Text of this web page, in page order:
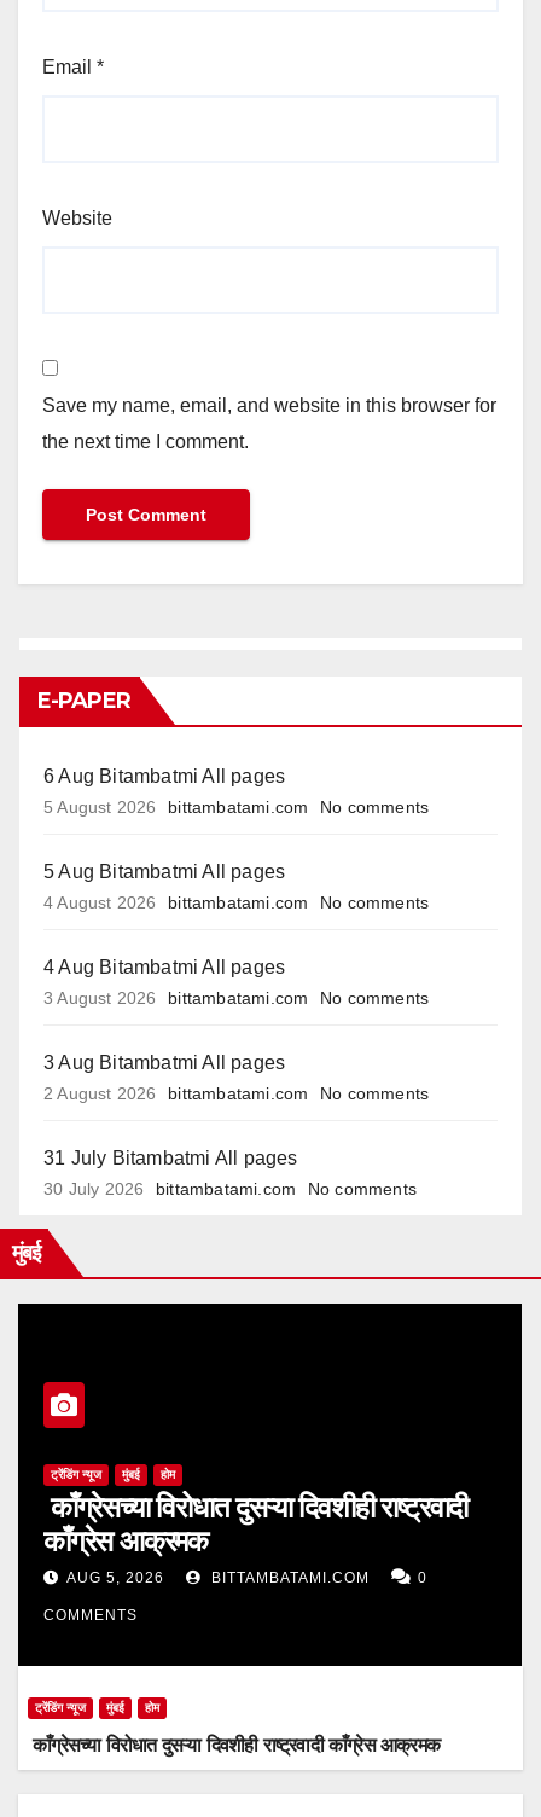
Email *
Website
Save my name, email, and website in this browser for
the next time I comment.
E-PAPER
6 Aug Bitambatmi All pages
5 August 2026 bittambatami.com No comments
5 Aug Bitambatmi All pages
4 August 2026 bittambatami.com No comments
4 Aug Bitambatmi All pages
3 August 2026 bittambatami.com No comments
3 Aug Bitambatmi All pages
2 August 2026 bittambatami.com No comments
31 July Bitambatmi All pages
30 July 2026 bittambatami.com No comments
मुंबई
ट्रेंडिंग न्यूज मुंबई होम
काँग्रेसच्या विरोधात दुसऱ्या दिवशीही राष्ट्रवादी
काँग्रेस आक्रमक
AUG 5, 2026 BITTAMBATAMI.COM 0
COMMENTS
ट्रेंडिंग न्यूज मुंबई होम
काँग्रेसच्या विरोधात दुसऱ्या दिवशीही राष्ट्रवादी काँग्रेस आक्रमक